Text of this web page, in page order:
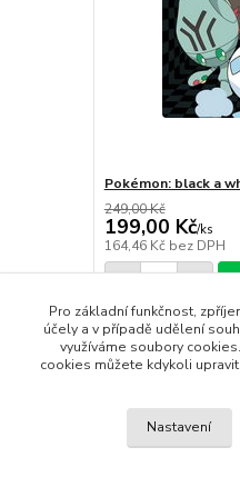
Pokémon: black a
249,00 Kč
199,00 Kč/ks
164,46 Kč bez DPH
Zboží zařazeno v
Pro základní funkčnost,
účely a v případě udělení
využíváme soubory
cookies můžete kdykoli
Nastavení